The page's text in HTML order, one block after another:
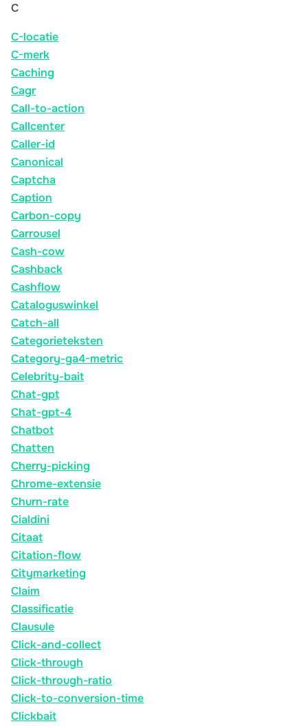
C
C-locatie
C-merk
Caching
Cagr
Call-to-action
Callcenter
Caller-id
Canonical
Captcha
Caption
Carbon-copy
Carrousel
Cash-cow
Cashback
Cashflow
Cataloguswinkel
Catch-all
Categorieteksten
Category-ga4-metric
Celebrity-bait
Chat-gpt
Chat-gpt-4
Chatbot
Chatten
Cherry-picking
Chrome-extensie
Churn-rate
Cialdini
Citaat
Citation-flow
Citymarketing
Claim
Classificatie
Clausule
Click-and-collect
Click-through
Click-through-ratio
Click-to-conversion-time
Clickbait